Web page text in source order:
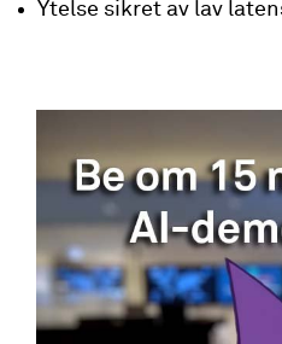
Ytelse sikret av lav